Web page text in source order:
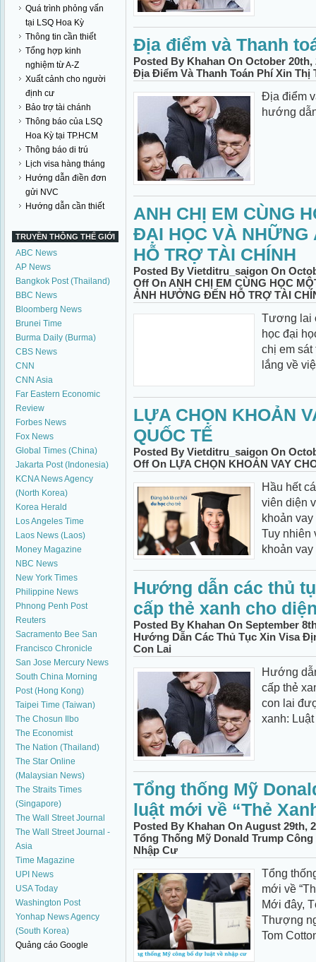
Quá trình phỏng vấn
tại LSQ Hoa Kỳ
Thông tin cần thiết
Tổng hợp kinh
nghiệm từ A-Z
Xuất cảnh cho người
định cư
Bảo trợ tài chánh
Thông báo của LSQ
Hoa Kỳ tại TP.HCM
Thông báo di trú
Lịch visa hàng tháng
Hướng dẫn điền đơn
gửi NVC
Hướng dẫn cần thiết
TRUYỀN THÔNG THẾ GIỚI
ABC News
AP News
Bangkok Post (Thailand)
BBC News
Bloomberg News
Brunei Time
Burma Daily (Burma)
CBS News
CNN
CNN Asia
Far Eastern Economic
Review
Forbes News
Fox News
Global Times (China)
Jakarta Post (Indonesia)
KCNA News Agency
(North Korea)
Korea Herald
Los Angeles Time
Laos News (Laos)
Money Magazine
NBC News
New York Times
Philippine News
Phnong Penh Post
Reuters
Sacramento Bee San
Francisco Chronicle
San Jose Mercury News
South China Morning
Post (Hong Kong)
Taipei Time (Taiwan)
The Chosun Ilbo
The Economist
The Nation (Thailand)
The Star Online
(Malaysian News)
The Straits Times
(Singapore)
The Wall Street Journal
The Wall Street Journal -
Asia
Time Magazine
UPI News
USA Today
Washington Post
Yonhap News Agency
(South Korea)
Quảng cáo Google
Địa điểm và Thanh
Posted By Khahan On October 20th,
Địa Điểm Và Thanh Toán Phí Xin Thị
Địa điểm
hướng
ANH CHỊ EM CÙNG
ĐẠI HỌC VÀ
HỖ TRỢ TÀI CHÍNH
Posted By Vietditru_saigon On
Off On ANH CHỊ EM CÙNG HỌC
ẢNH HƯỞNG ĐẾN HỖ TRỢ TÀI
Tương lai
học đại
chị em
lắng về
LỰA CHỌN KHOẢN
QUỐC TẾ
Posted By Vietditru_saigon On
Off On LỰA CHỌN KHOẢN VAY
Hầu hết
viên diện
khoản
Tuy nhiên
khoản vay
Hướng dẫn các thủ
cấp thẻ xanh cho
Posted By Khahan On September
Hướng Dẫn Các Thủ Tục Xin Visa
Con Lai
Hướng
cấp thẻ
con lai
xanh:
Tổng thống Mỹ
luật mới về “Thẻ
Posted By Khahan On August 29th,
Tổng Thống Mỹ Donald Trump
Nhập Cư
Tổng
mới về
Mới đây,
Thượng
Tom